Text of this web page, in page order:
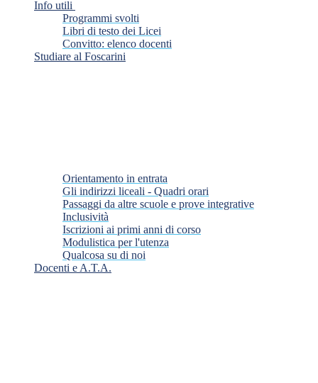
Info utili
Programmi svolti
Libri di testo dei Licei
Convitto: elenco docenti
Studiare al Foscarini
Orientamento in entrata
Gli indirizzi liceali - Quadri orari
Passaggi da altre scuole e prove integrative
Inclusività
Iscrizioni ai primi anni di corso
Modulistica per l'utenza
Qualcosa su di noi
Docenti e A.T.A.